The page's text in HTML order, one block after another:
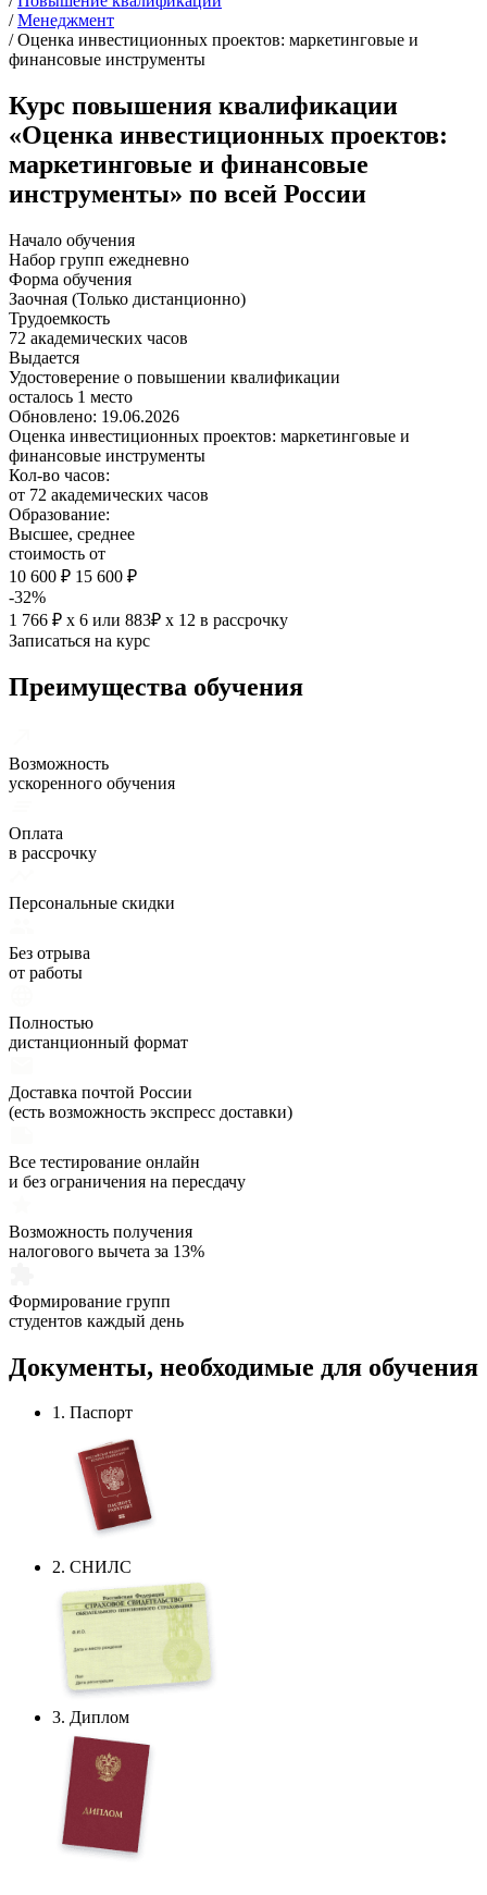
/ Менеджмент
/ Оценка инвестиционных проектов: маркетинговые и
финансовые инструменты
Курс повышения квалификации
«Оценка инвестиционных проектов:
маркетинговые и финансовые
инструменты» по всей России
Начало обучения
Набор групп ежедневно
Форма обучения
Заочная (Только дистанционно)
Трудоемкость
72 академических часов
Выдается
Удостоверение о повышении квалификации
осталось 1 место
Обновлено: 19.06.2026
Оценка инвестиционных проектов: маркетинговые и
финансовые инструменты
Кол-во часов:
от 72 академических часов
Образование:
Высшее, среднее
стоимость от
10 600 ₽ 15 600 ₽
-32%
1 766 ₽ х 6 или 883₽ х 12 в рассрочку
Записаться на курс
Преимущества обучения
Возможность
ускоренного обучения
Оплата
в рассрочку
Персональные скидки
Без отрыва
от работы
Полностью
дистанционный формат
Доставка почтой России
(есть возможность экспресс доставки)
Все тестирование онлайн
и без ограничения на пересдачу
Возможность получения
налогового вычета за 13%
Формирование групп
студентов каждый день
Документы, необходимые для обучения
1. Паспорт
2. СНИЛС
3. Диплом